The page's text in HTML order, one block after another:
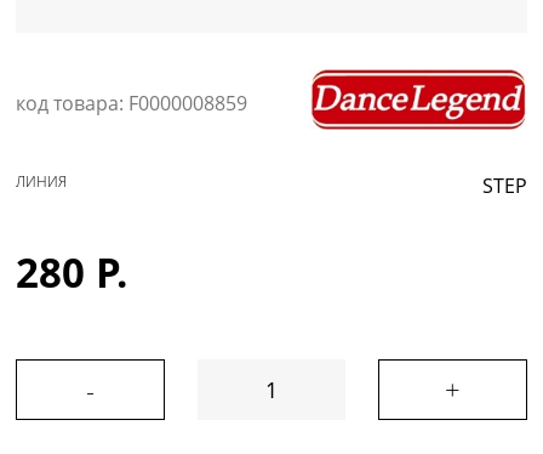
код товара: F0000008859
STEP
ЛИНИЯ
280 Р.
- +